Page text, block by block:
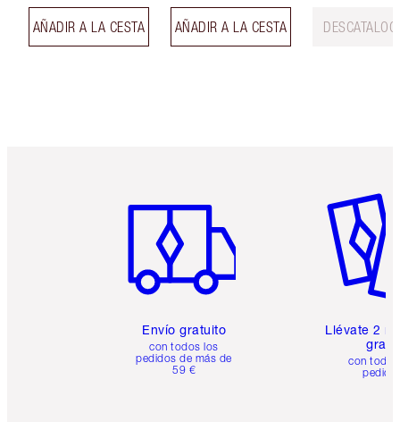
AÑADIR A LA CESTA AÑADIR A LA CESTA
Envío gratuito
con todos los
pedidos de más de
59 €
Llévate 2
gratis
con